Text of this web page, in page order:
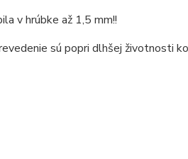
v hrúbke až 1,5 mm!!
sú popri dlhšej životnosti